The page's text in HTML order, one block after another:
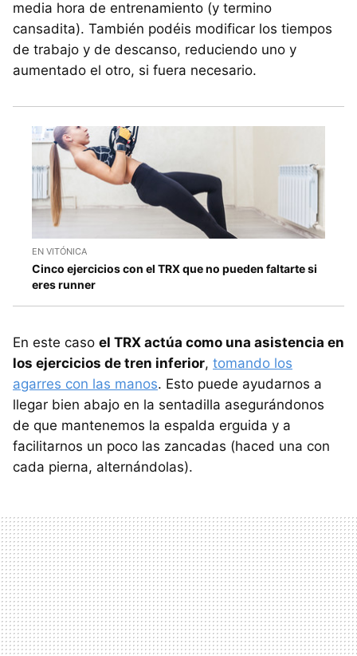
media hora de entrenamiento (y termino
cansadita). También podéis modificar los tiempos
de trabajo y de descanso, reduciendo uno y
aumentado el otro, si fuera necesario.
EN VITÓNICA
Cinco ejercicios con el TRX que no pueden faltarte si
eres runner
En este caso el TRX actúa como una asistencia en
los ejercicios de tren inferior, tomando los
agarres con las manos. Esto puede ayudarnos a
llegar bien abajo en la sentadilla asegurándonos
de que mantenemos la espalda erguida y a
facilitarnos un poco las zancadas (haced una con
cada pierna, alternándolas).